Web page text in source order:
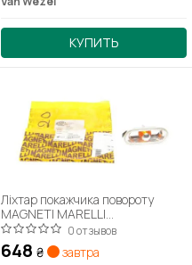
КУПИТЬ
Ліхтар покажчика повороту
MAGNETI MARELLI
7151021001200 отзывов
648 ₴ завтра